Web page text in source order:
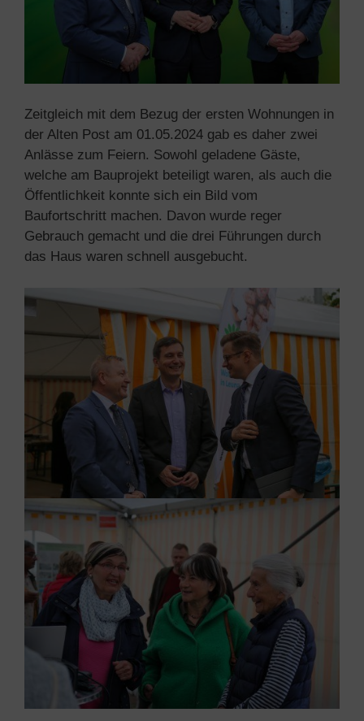
Zeitgleich mit dem Bezug der ersten Wohnungen in
der Alten Post am 01.05.2024 gab es daher zwei
Anlässe zum Feiern. Sowohl geladene Gäste,
welche am Bauprojekt beteiligt waren, als auch die
Öffentlichkeit konnte sich ein Bild vom
Baufortschritt machen. Davon wurde reger
Gebrauch gemacht und die drei Führungen durch
das Haus waren schnell ausgebucht.